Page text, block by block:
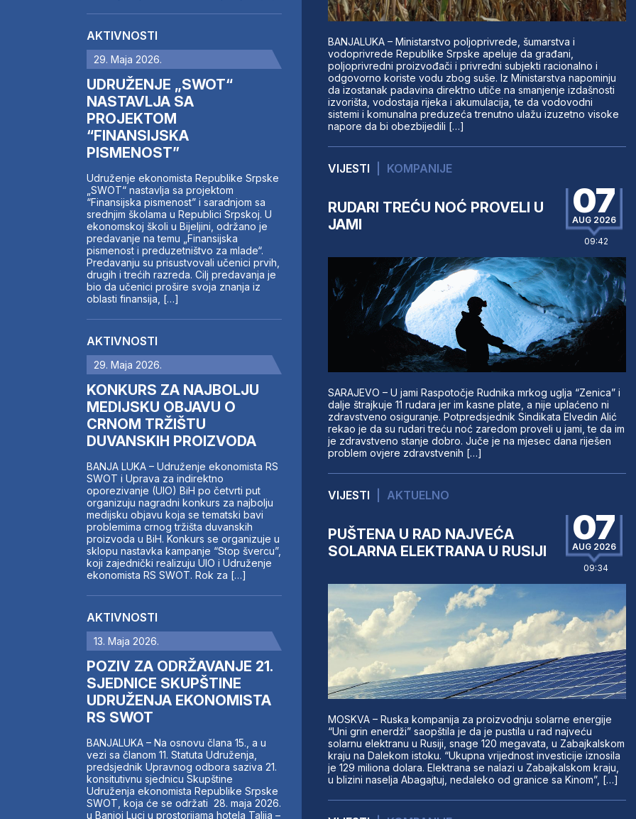
AKTIVNOSTI
29. Maja 2026.
UDRUŽENJE „SWOT“
NASTAVLJA SA
PROJEKTOM
“FINANSIJSKA
PISMENOST”
Udruženje ekonomista Republike Srpske
„SWOT“ nastavlja sa projektom
“Finansijska pismenost” i saradnjom sa
srednjim školama u Republici Srpskoj. U
ekonomskoj školi u Bijeljini, održano je
predavanje na temu „Finansijska
pismenost i preduzetništvo za mlade“.
Predavanju su prisustvovali učenici prvih,
drugih i trećih razreda. Cilj predavanja je
bio da učenici prošire svoja znanja iz
oblasti finansija, […]
AKTIVNOSTI
29. Maja 2026.
KONKURS ZA NAJBOLJU
MEDIJSKU OBJAVU O
CRNOM TRŽIŠTU
DUVANSKIH PROIZVODA
BANJA LUKA – Udruženje ekonomista RS
SWOT i Uprava za indirektno
oporezivanje (UIO) BiH po četvrti put
organizuju nagradni konkurs za najbolju
medijsku objavu koja se tematski bavi
problemima crnog tržišta duvanskih
proizvoda u BiH. Konkurs se organizuje u
sklopu nastavka kampanje “Stop švercu”,
koji zajednički realizuju UIO i Udruženje
ekonomista RS SWOT. Rok za […]
AKTIVNOSTI
13. Maja 2026.
POZIV ZA ODRŽAVANJE 21.
SJEDNICE SKUPŠTINE
UDRUŽENJA EKONOMISTA
RS SWOT
BANJALUKA – Na osnovu člana 15., a u
vezi sa članom 11. Statuta Udruženja,
predsjednik Upravnog odbora saziva 21.
konsitutivnu sjednicu Skupštine
Udruženja ekonomista Republike Srpske
SWOT, koja će se održati 28. maja 2026.
u Banjoj Luci u prostorijama hotela Talija –
BANJALUKA – Ministarstvo poljoprivrede, šumarstva i
vodoprivrede Republike Srpske apeluje da građani,
poljoprivredni proizvođači i privredni subjekti racionalno i
odgovorno koriste vodu zbog suše. Iz Ministarstva napominju
da izostanak padavina direktno utiče na smanjenje izdašnosti
izvorišta, vodostaja rijeka i akumulacija, te da vodovodni
sistemi i komunalna preduzeća trenutno ulažu izuzetno visoke
napore da bi obezbijedili […]
VIJESTI KOMPANIJE
RUDARI TREĆU NOĆ PROVELI U
JAMI
07
AUG 2026
09:42
SARAJEVO – U jami Raspotočje Rudnika mrkog uglja “Zenica” i
dalje štrajkuje 11 rudara jer im kasne plate, a nije uplaćeno ni
zdravstveno osiguranje. Potpredsjednik Sindikata Elvedin Alić
rekao je da su rudari treću noć zaredom proveli u jami, te da im
je zdravstveno stanje dobro. Juče je na mjesec dana riješen
problem ovjere zdravstvenih […]
VIJESTI AKTUELNO
PUŠTENA U RAD NAJVEĆA
SOLARNA ELEKTRANA U RUSIJI
07
AUG 2026
09:34
MOSKVA – Ruska kompanija za proizvodnju solarne energije
“Uni grin enerdži” saopštila je da je pustila u rad najveću
solarnu elektranu u Rusiji, snage 120 megavata, u Zabajkalskom
kraju na Dalekom istoku. “Ukupna vrijednost investicije iznosila
je 129 miliona dolara. Elektrana se nalazi u Zabajkalskom kraju,
u blizini naselja Abagajtuj, nedaleko od granice sa Kinom”, […]